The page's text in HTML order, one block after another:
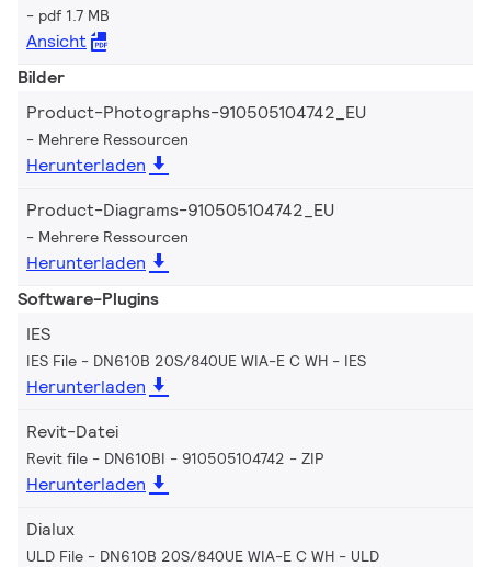
pdf 1.7 MB
Ansicht
Bilder
Product-Photographs-910505104742_EU
Mehrere Ressourcen
Herunterladen
Product-Diagrams-910505104742_EU
Mehrere Ressourcen
Herunterladen
Software-Plugins
IES
IES File - DN610B 20S/840UE WIA-E C WH IES
Herunterladen
Revit-Datei
Revit file - DN610BI - 910505104742 ZIP
Herunterladen
Dialux
ULD File - DN610B 20S/840UE WIA-E C WH ULD